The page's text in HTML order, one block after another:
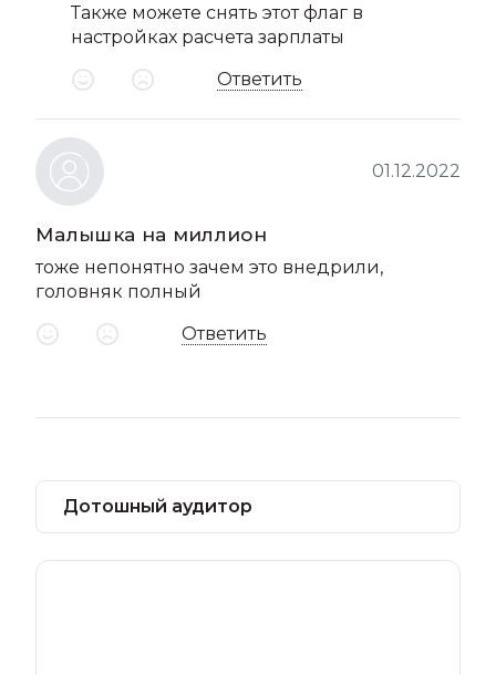
Также можете снять этот флаг в
настройках расчета зарплаты
Ответить
Малышка на миллион
01.12.2022
тоже непонятно зачем это внедрили,
головняк полный
Ответить